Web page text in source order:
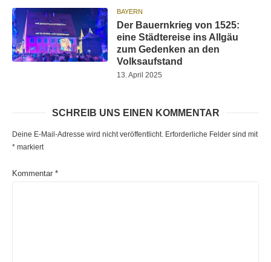
BAYERN
Der Bauernkrieg von 1525:
eine Städtereise ins Allgäu
zum Gedenken an den
Volksaufstand
13. April 2025
SCHREIB UNS EINEN KOMMENTAR
Deine E-Mail-Adresse wird nicht veröffentlicht. Erforderliche Felder sind mit
* markiert
Kommentar *